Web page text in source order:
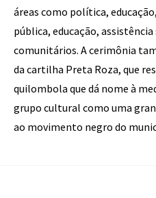
áreas como política,
pública, educação,
comunitários. A cerimônia
da cartilha Preta Roza, que
quilombola que dá nome à
grupo cultural como uma
ao movimento negro do